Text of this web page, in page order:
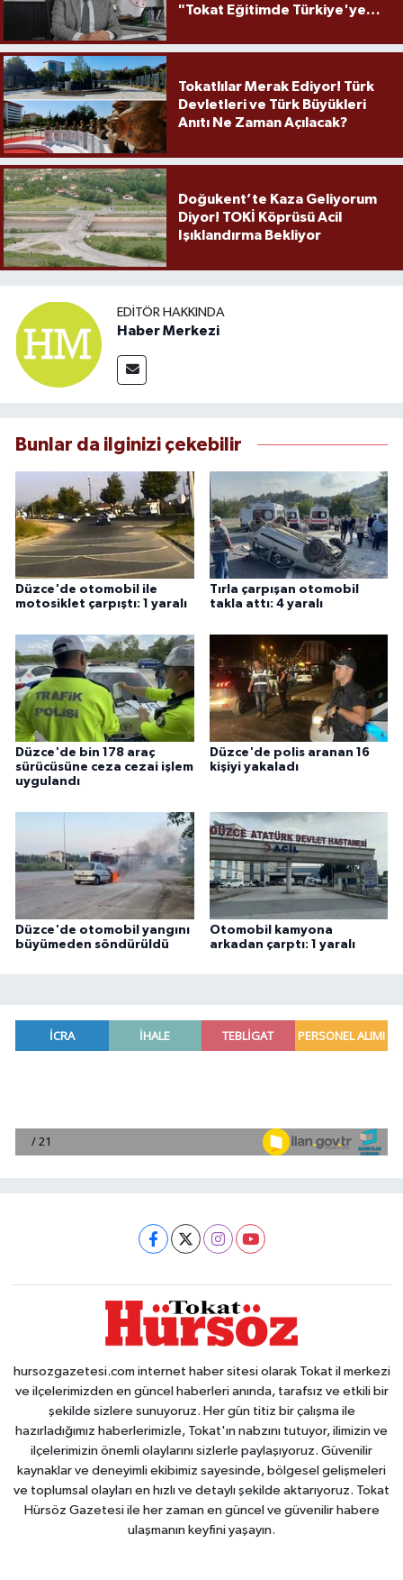
"Tokat Eğitimde Türkiye'ye
Tokatlılar Merak Ediyor! Türk
Devletleri ve Türk Büyükleri
Anıtı Ne Zaman Açılacak?
Doğukent’te Kaza Geliyorum
Diyor! TOKİ Köprüsü Acil
Işıklandırma Bekliyor
EDITÖR HAKKINDA
Haber Merkezi
Bunlar da ilginizi çekebilir
Düzce'de otomobil ile
motosiklet çarpıştı: 1 yaralı
Tırla çarpışan otomobil
takla attı: 4 yaralı
Düzce'de bin 178 araç
sürücüsüne ceza cezai işlem
uygulandı
Düzce'de polis aranan 16
kişiyi yakaladı
Düzce'de otomobil yangını
büyümeden söndürüldü
Otomobil kamyona
arkadan çarptı: 1 yaralı
hursozgazetesi.com internet haber sitesi olarak Tokat il merkezi
ve ilçelerimizden en güncel haberleri anında, tarafsız ve etkili bir
şekilde sizlere sunuyoruz. Her gün titiz bir çalışma ile
hazırladığımız haberlerimizle, Tokat'ın nabzını tutuyor, ilimizin ve
ilçelerimizin önemli olaylarını sizlerle paylaşıyoruz. Güvenilir
kaynaklar ve deneyimli ekibimiz sayesinde, bölgesel gelişmeleri
ve toplumsal olayları en hızlı ve detaylı şekilde aktarıyoruz. Tokat
Hürsöz Gazetesi ile her zaman en güncel ve güvenilir habere
ulaşmanın keyfini yaşayın.